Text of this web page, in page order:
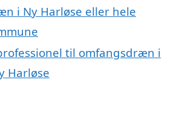
i Ny Harløse eller hele
til omfangsdræn i
Harløse